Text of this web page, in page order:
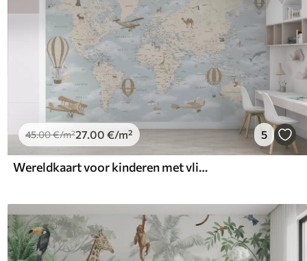
45.00€/m²27.00 €/m² 5
Wereldkaart voor kinderen met vliegtuigen